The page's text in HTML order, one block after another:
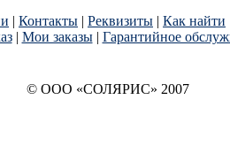
| Контакты | Реквизиты | Как найти
| Мои заказы| Гарантийное
© OОO «СОЛЯРИС» 2007